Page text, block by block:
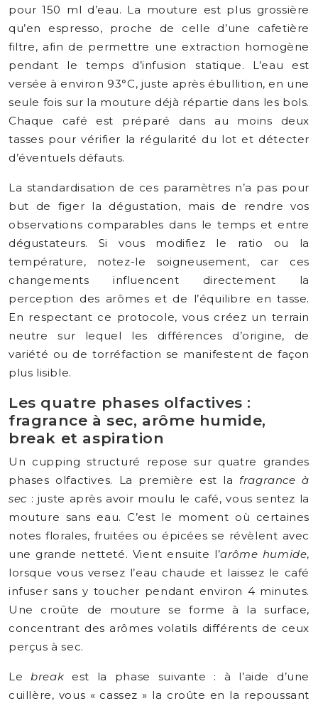
pour 150 ml d’eau. La mouture est plus grossière
qu’en espresso, proche de celle d’une cafetière
filtre, afin de permettre une extraction homogène
pendant le temps d’infusion statique. L’eau est
versée à environ 93°C, juste après ébullition, en une
seule fois sur la mouture déjà répartie dans les bols.
Chaque café est préparé dans au moins deux
tasses pour vérifier la régularité du lot et détecter
d’éventuels défauts.
La standardisation de ces paramètres n’a pas pour
but de figer la dégustation, mais de rendre vos
observations comparables dans le temps et entre
dégustateurs. Si vous modifiez le ratio ou la
température, notez-le soigneusement, car ces
changements influencent directement la
perception des arômes et de l’équilibre en tasse.
En respectant ce protocole, vous créez un terrain
neutre sur lequel les différences d’origine, de
variété ou de torréfaction se manifestent de façon
plus lisible.
Les quatre phases olfactives :
fragrance à sec, arôme humide,
break et aspiration
Un cupping structuré repose sur quatre grandes
phases olfactives. La première est la fragrance à
sec : juste après avoir moulu le café, vous sentez la
mouture sans eau. C’est le moment où certaines
notes florales, fruitées ou épicées se révèlent avec
une grande netteté. Vient ensuite l’arôme humide,
lorsque vous versez l’eau chaude et laissez le café
infuser sans y toucher pendant environ 4 minutes.
Une croûte de mouture se forme à la surface,
concentrant des arômes volatils différents de ceux
perçus à sec.
Lebreak est la phase suivante : à l’aide d’une
cuillère, vous « cassez » la croûte en la repoussant